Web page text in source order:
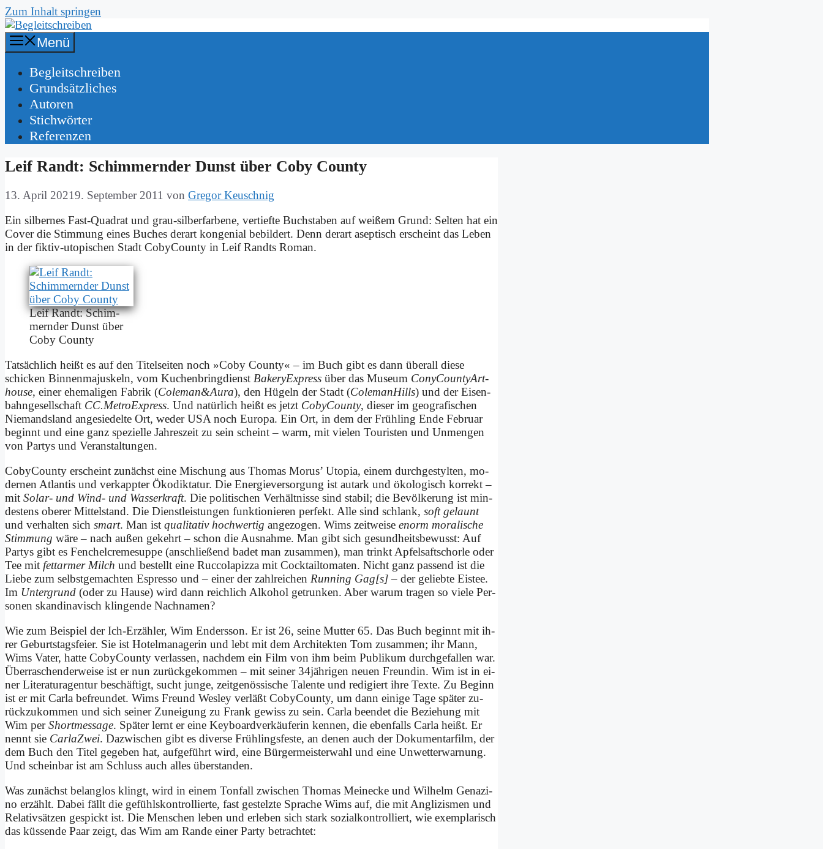
Zum Inhalt springen
Menü
Be­gleit­schrei­ben
Grund­sätz­li­ches
Au­toren
Stich­wör­ter
Re­fe­ren­zen
Leif Randt: Schim­mern­der Dunst über Co­by Coun­ty
13. April 20219. September 2011 von Gregor Keuschnig
Ein sil­ber­nes Fast-Qua­drat und grau-sil­ber­far­be­ne, ver­tief­te Buch­sta­ben auf wei­ßem Grund: Sel­ten hat ein
Co­ver die Stim­mung ei­nes Bu­ches der­art kon­ge­ni­al be­bil­dert. Denn der­art asep­tisch er­scheint das Le­ben
in der fik­tiv-uto­pi­schen Stadt Co­by­Coun­ty in Leif Randts Ro­man.
Leif Randt: Schim­
mern­der Dunst über
Co­by Coun­ty
Tat­säch­lich heißt es auf den Ti­tel­sei­ten noch »Co­by Coun­ty« – im Buch gibt es dann über­all die­se
schicken Bin­nen­ma­jus­keln, vom Ku­chen­bring­dienst Bak­ery­Ex­press über das Mu­se­um Cony­Coun­ty­Art­
house, ei­ner ehe­ma­li­gen Fa­brik (Coleman&Aura), den Hü­geln der Stadt (Co­lem­anHills) und der Ei­sen­
bahn­ge­sell­schaft CC.MetroExpress. Und na­tür­lich heißt es jetzt Co­by­Coun­ty, die­ser im geo­gra­fi­schen
Nie­mands­land an­ge­sie­del­te Ort, we­der USA noch Eu­ro­pa. Ein Ort, in dem der Früh­ling En­de Fe­bru­ar
be­ginnt und ei­ne ganz spe­zi­el­le Jah­res­zeit zu sein scheint – warm, mit vie­len Tou­ri­sten und Un­men­gen
von Par­tys und Ver­an­stal­tun­gen.
Co­by­Coun­ty er­scheint zu­nächst ei­ne Mi­schung aus Tho­mas Mo­rus’ Uto­pia, ei­nem durch­ge­styl­ten, mo­
der­nen At­lan­tis und ver­kapp­ter Öko­dik­ta­tur. Die En­er­gie­ver­sor­gung ist aut­ark und öko­lo­gisch kor­rekt –
mit So­lar- und Wind- und Was­ser­kraft. Die po­li­ti­schen Ver­hält­nis­se sind sta­bil; die Be­völ­ke­rung ist min­
de­stens obe­rer Mit­tel­stand. Die Dienst­leistungen funk­tio­nie­ren per­fekt. Al­le sind schlank, soft ge­launt
und ver­hal­ten sich smart. Man ist qua­li­ta­tiv hoch­wer­tig an­ge­zo­gen. Wims zeit­wei­se enorm mo­ra­li­sche
Stim­mung wä­re – nach au­ßen ge­kehrt – schon die Aus­nah­me. Man gibt sich gesund­heitsbewusst: Auf
Par­tys gibt es Fen­chel­creme­sup­pe (an­schlie­ßend ba­det man zu­sam­men), man trinkt Apfel­saftschorle oder
Tee mit fett­ar­mer Milch und be­stellt ei­ne Ruc­co­la­piz­za mit Cocktail­tomaten. Nicht ganz pas­send ist die
Lie­be zum selbst­ge­mach­ten Es­pres­so und – ei­ner der zahl­rei­chen Run­ning Gag[s]– der ge­lieb­te Eis­tee.
Im Unter­grund (oder zu Hau­se) wird dann reich­lich Al­ko­hol ge­trun­ken. Aber war­um tra­gen so vie­le Per­
so­nen skan­di­na­visch klin­gen­de Nach­na­men?
Wie zum Bei­spiel der Ich-Er­zäh­ler, Wim En­ders­son. Er ist 26, sei­ne Mut­ter 65. Das Buch be­ginnt mit ih­
rer Ge­burts­tags­fei­er. Sie ist Ho­tel­ma­na­ge­rin und lebt mit dem Ar­chi­tek­ten Tom zu­sam­men; ihr Mann,
Wims Va­ter, hat­te Co­by­Coun­ty ver­las­sen, nach­dem ein Film von ihm beim Pu­bli­kum durch­ge­fal­len war.
Über­ra­schen­der­wei­se ist er nun zurückge­kommen – mit sei­ner 34jährigen neu­en Freun­din. Wim ist in ei­
ner Literatur­agentur be­schäf­tigt, sucht jun­ge, zeit­ge­nös­si­sche Ta­len­te und re­di­giert ih­re Tex­te. Zu Be­ginn
ist er mit Car­la be­freun­det. Wims Freund Wes­ley ver­läßt Co­by­Coun­ty, um dann ei­ni­ge Ta­ge spä­ter zu­
rück­zu­kom­men und sich sei­ner Zu­nei­gung zu Frank ge­wiss zu sein. Car­la be­en­det die Be­zie­hung mit
Wim perShort­mes­sa­ge. Spä­ter lernt er ei­ne Keyboard­verkäuferin ken­nen, die eben­falls Car­la heißt. Er
nennt sie Car­la­Zwei. Da­zwi­schen gibt es di­ver­se Früh­lings­fe­ste, an de­nen auch der Do­ku­men­tar­film, der
dem Buch den Ti­tel ge­ge­ben hat, auf­ge­führt wird, ei­ne Bür­ger­mei­ster­wahl und ei­ne Un­wetterwarnung.
Und schein­bar ist am Schluss auch al­les über­stan­den.
Was zu­nächst be­lang­los klingt, wird in ei­nem Ton­fall zwi­schen Tho­mas Meinecke und Wil­helm Gen­a­zi­
no er­zählt. Da­bei fällt die ge­fühls­kon­trol­lier­te, fast ge­stelz­te Spra­che Wims auf, die mit An­gli­zis­men und
Re­la­tiv­sät­zen ge­spickt ist. Die Men­schen le­ben und er­le­ben sich stark so­zi­al­kon­trol­liert, wie ex­em­pla­risch
das küs­sen­de Paar zeigt, das Wim am Ran­de ei­ner Par­ty be­trach­tet: